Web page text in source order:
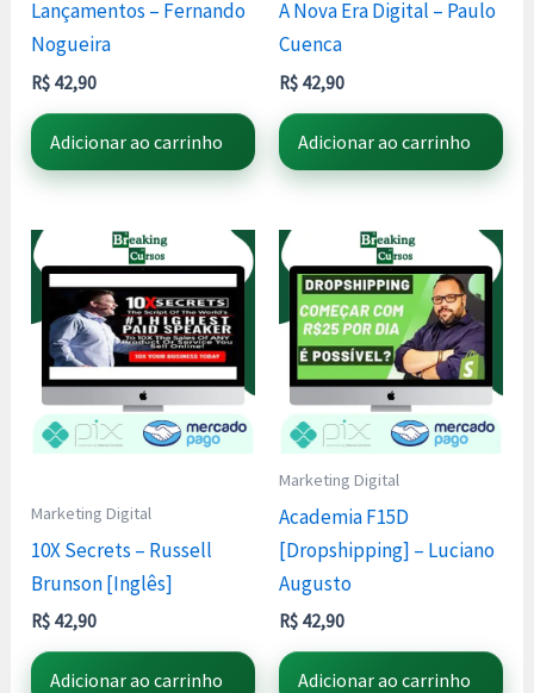
Lançamentos – Fernando
Nogueira
R$ 42,90
Adicionar ao carrinho
A Nova Era Digital – Paulo
Cuenca
R$ 42,90
Adicionar ao carrinho
Marketing Digital
10X Secrets – Russell
Brunson [Inglês]
R$ 42,90
Adicionar ao carrinho
Marketing Digital
Academia F15D
[Dropshipping] – Luciano
Augusto
R$ 42,90
Adicionar ao carrinho